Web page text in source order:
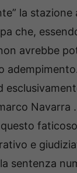
la stazione
che,
avrebbe
Navarra
e
sentenza